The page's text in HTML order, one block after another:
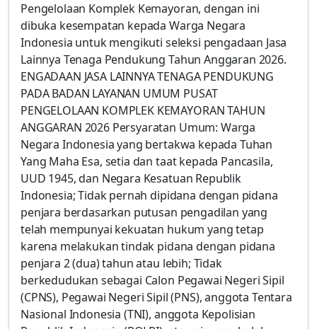
Pengelolaan Komplek Kemayoran, dengan ini
dibuka kesempatan kepada Warga Negara
Indonesia untuk mengikuti seleksi pengadaan Jasa
Lainnya Tenaga Pendukung Tahun Anggaran 2026.
ENGADAAN JASA LAINNYA TENAGA PENDUKUNG
PADA BADAN LAYANAN UMUM PUSAT
PENGELOLAAN KOMPLEK KEMAYORAN TAHUN
ANGGARAN 2026 Persyaratan Umum: Warga
Negara Indonesia yang bertakwa kepada Tuhan
Yang Maha Esa, setia dan taat kepada Pancasila,
UUD 1945, dan Negara Kesatuan Republik
Indonesia; Tidak pernah dipidana dengan pidana
penjara berdasarkan putusan pengadilan yang
telah mempunyai kekuatan hukum yang tetap
karena melakukan tindak pidana dengan pidana
penjara 2 (dua) tahun atau lebih; Tidak
berkedudukan sebagai Calon Pegawai Negeri Sipil
(CPNS), Pegawai Negeri Sipil (PNS), anggota Tentara
Nasional Indonesia (TNI), anggota Kepolisian